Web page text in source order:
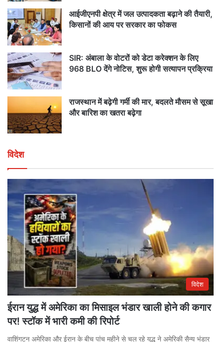
आईजीएनपी क्षेत्र में जल उत्पादकता बढ़ाने की तैयारी,
किसानों की आय पर सरकार का फोकस
SIR: अंबाला के वोटरों को डेटा करेक्शन के लिए
968 BLO देंगे नोटिस, शुरू होगी सत्यापन प्रक्रिया
राजस्थान में बढ़ेगी गर्मी की मार, बदलते मौसम से सूखा
और बारिश का खतरा बढ़ेगा
विदेश
विदेश
ईरान युद्ध में अमेरिका का मिसाइल भंडार खाली होने की कगार
पर! स्टॉक में भारी कमी की रिपोर्ट
वाशिंगटन अमेरिका और ईरान के बीच पांच महीने से चल रहे युद्ध ने अमेरिकी सैन्य भंडार